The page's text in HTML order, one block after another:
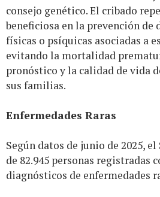
consejo genético. El cribado
beneficiosa en la prevención de
físicas o psíquicas asociadas a
evitando la mortalidad
pronóstico y la calidad de vida
sus familias.
Enfermedades Raras
Según datos de junio de 2025,
de 82.945 personas registradas
diagnósticos de enfermedades